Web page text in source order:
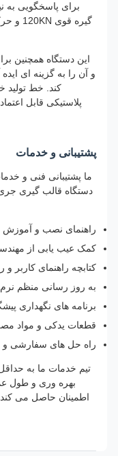
برای پاسخگویی به
و
این دستگاه همچنین برای
و آن را به گزینه ای ایده آل
کند. خط تولید خود
پلاستیکی قابل اعتماد
پشتیبانی و خدمات
ما پشتیبانی فنی و خدمات
دستگاه قالب گیری جری
راهنمای نصب و آموزش
کمک عیب یابی از مهندسین
کتابچه راهنمای کاربر و
به روز رسانی منظم نرم
برنامه های نگهداری
قطعات یدکی و مواد
راه حل های سفارشی و
تیم خدمات ما به حداقل
بهره وری و طول عمر
اطمینان حاصل می کند که